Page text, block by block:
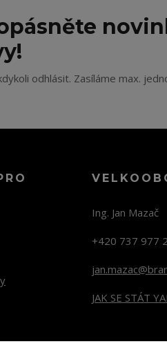
odhlásit. Zasíláme max.
Ing. Jan Mazač
+420 737 977
JAK SE STÁT